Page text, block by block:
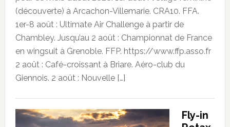
(découverte) à Arcachon-Villemarie. CRA10. FFA.
1er-8 août : Ultimate Air Challenge à partir de
Chambley. Jusqu’au 2 août : Championnat de France
en wingsuit à Grenoble. FFP. https://www.ffp.asso.fr
2 août : Café-croissant à Briare. Aéro-club du
Giennois. 2 août : Nouvelle […]
Fly-in